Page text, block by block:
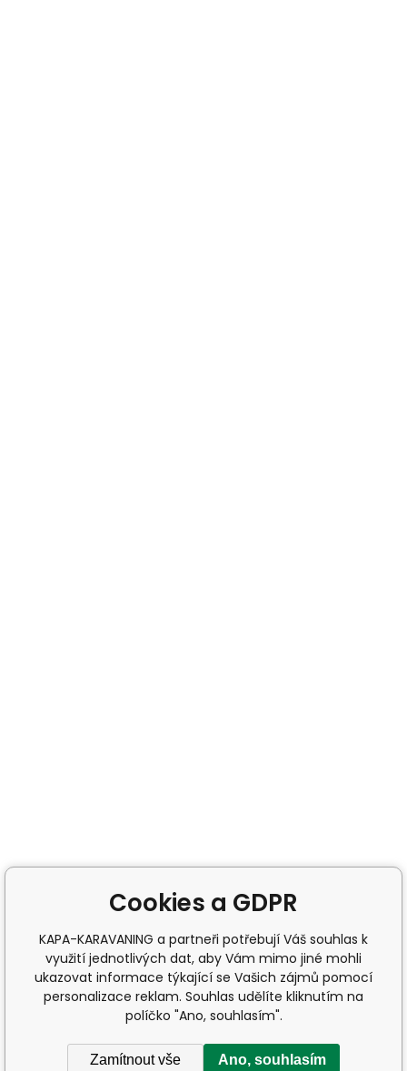
Cookies a GDPR
KAPA-KARAVANING a partneři potřebují Váš souhlas k
využití jednotlivých dat, aby Vám mimo jiné mohli
ukazovat informace týkající se Vašich zájmů pomocí
personalizace reklam. Souhlas udělíte kliknutím na
políčko "Ano, souhlasím".
Zamítnout vše Ano, souhlasím